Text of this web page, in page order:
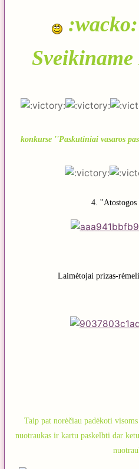
konkurse ''Paskutiniai vasaros
4. ''Atostogos
Laimėtojai prizas-
Taip pat norėčiau padėkoti
nuotraukas ir kartu paskelbti dar